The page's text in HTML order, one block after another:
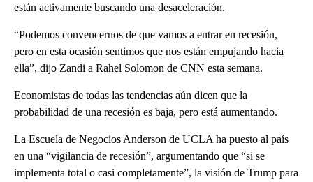
están activamente buscando una desaceleración.
“Podemos convencernos de que vamos a entrar en recesión,
pero en esta ocasión sentimos que nos están empujando hacia
ella”, dijo Zandi a Rahel Solomon de CNN esta semana.
Economistas de todas las tendencias aún dicen que la
probabilidad de una recesión es baja, pero está aumentando.
La Escuela de Negocios Anderson de UCLA ha puesto al país
en una “vigilancia de recesión”, argumentando que “si se
implementa total o casi completamente”, la visión de Trump para